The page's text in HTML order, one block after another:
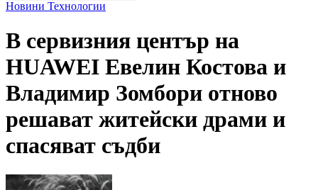
Новини Технологии
В сервизния център на
HUAWEI Евелин Костова и
Владимир Зомбори отново
решават житейски драми и
спасяват съдби